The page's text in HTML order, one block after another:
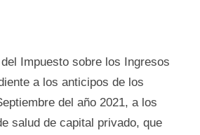
Impuesto sobre los Ingresos
a los anticipos de los
del año 2021, a los
salud de capital privado, que